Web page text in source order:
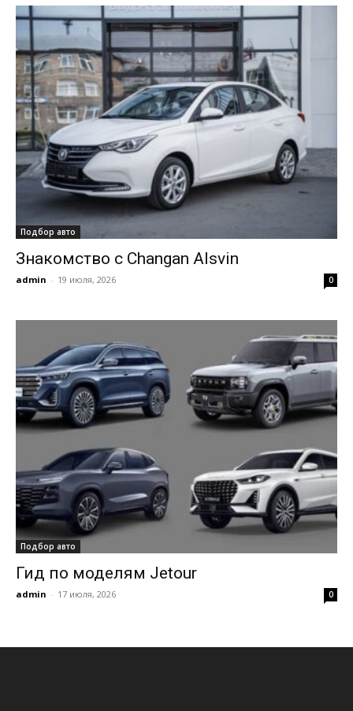
Подбор авто
Знакомство с Changan Alsvin
admin - 19 июля, 2026 0
Подбор авто
Гид по моделям Jetour
admin - 17 июля, 2026 0